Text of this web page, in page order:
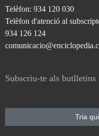
Telèfon: 934 120 030
Telèfon d'atenció al
934 126 124
Subscriu-te als
Tria